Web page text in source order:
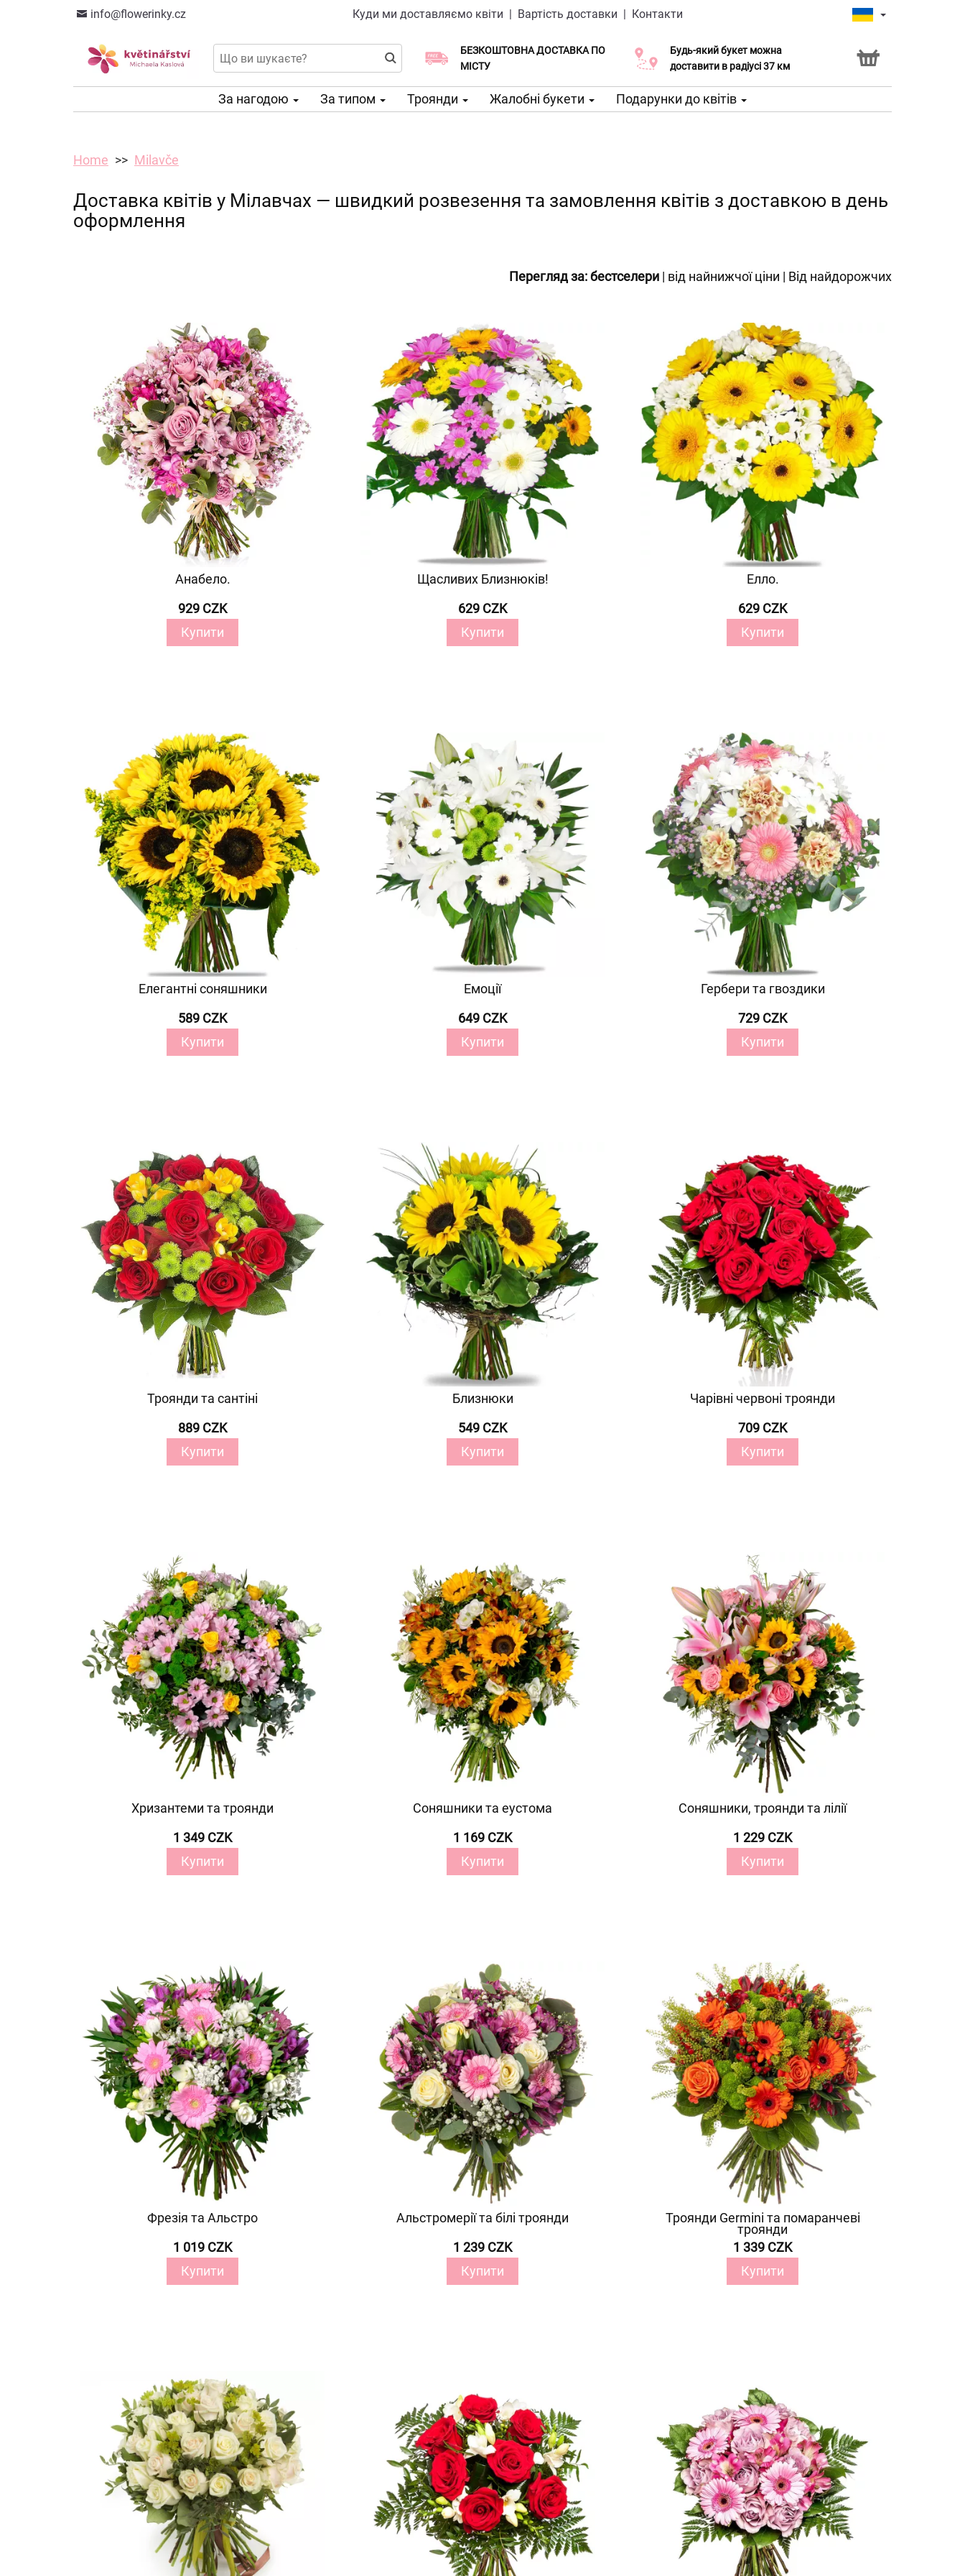
info@flowerinky.cz Куди ми доставляємо квіти | Вартість доставки | Контакти
БЕЗКОШТОВНА ДОСТАВКА ПО
МІСТУ
Доставка в той же день доступна
Виберіть дату доставки
Будь-який букет можна
доставити в радіусі 37 км
Послуга Click & Collect
За нагодою За типом Троянди Жалобні букети Подарунки до квітів
Home Milavče
Доставка квітів у Мілавчах — швидкий розвезення та замовлення квітів з доставкою в день
оформлення
Перегляд за:бестселери | від найнижчої ціни | Від найдорожчих
Анабело.
929 CZK
Купити
Щасливих Близнюків!
629 CZK
Купити
Елло.
629 CZK
Купити
Елегантні соняшники
589 CZK
Купити
Емоції
649 CZK
Купити
Гербери та гвоздики
729 CZK
Купити
Троянди та сантіні
889 CZK
Купити
Близнюки
549 CZK
Купити
Чарівні червоні троянди
709 CZK
Купити
Хризантеми та троянди
1 349 CZK
Купити
Соняшники та еустома
1 169 CZK
Купити
Соняшники, троянди та лілії
1 229 CZK
Купити
Фрезія та Альстро
1 019 CZK
Купити
Альстромерії та білі троянди
1 239 CZK
Купити
Троянди Germini та помаранчеві
троянди
1 339 CZK
Купити